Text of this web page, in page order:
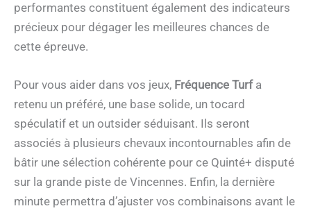
performantes constituent également des indicateurs
précieux pour dégager les meilleures chances de
cette épreuve.
Pour vous aider dans vos jeux, Fréquence Turfa
retenu un préféré, une base solide, un tocard
spéculatif et un outsider séduisant. Ils seront
associés à plusieurs chevaux incontournables afin de
bâtir une sélection cohérente pour ce Quinté+ disputé
sur la grande piste de Vincennes. Enfin, la dernière
minute permettra d’ajuster vos combinaisons avant le